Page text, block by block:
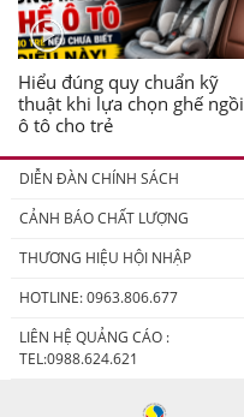
Hiểu đúng quy chuẩn kỹ
thuật khi lựa chọn ghế ngồi
ô tô cho trẻ
DIỄN ĐÀN CHÍNH SÁCH
CẢNH BÁO CHẤT LƯỢNG
THƯƠNG HIỆU HỘI NHẬP
HOTLINE: 0963.806.677
LIÊN HỆ QUẢNG CÁO :
TEL:0988.624.621